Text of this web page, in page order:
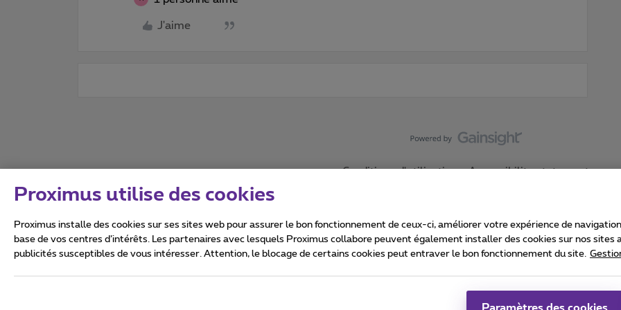
J'aime
Conditions d'utilisation Accessibility statement
Tous droits réservés. ©2026Proximus
Proximus utilise des cookies
Proximus installe des cookies sur ses sites web pour assurer le bon fonctionnement de ceux-ci, améliorer votre expérience de
base de vos centres d’intérêts. Les partenaires avec lesquels Proximus collabore peuvent également installer des cookies sur nos sites
publicités susceptibles de vous intéresser. Attention, le blocage de certains cookies peut entraver le bon fonctionnement du site.